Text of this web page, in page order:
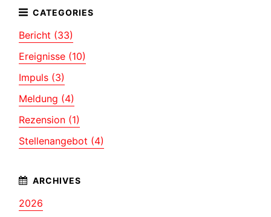
Bericht (33)
Ereignisse (10)
Impuls (3)
Meldung (4)
Rezension (1)
Stellenangebot (4)
2026